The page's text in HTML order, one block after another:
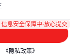
信息安全保障中·放心提交
《隐私政策》